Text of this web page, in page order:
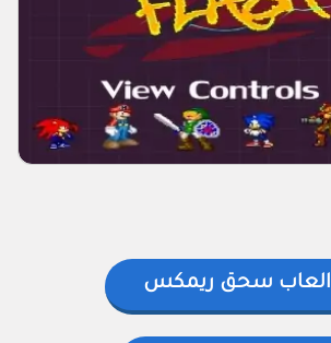
العاب سحق ريمكس